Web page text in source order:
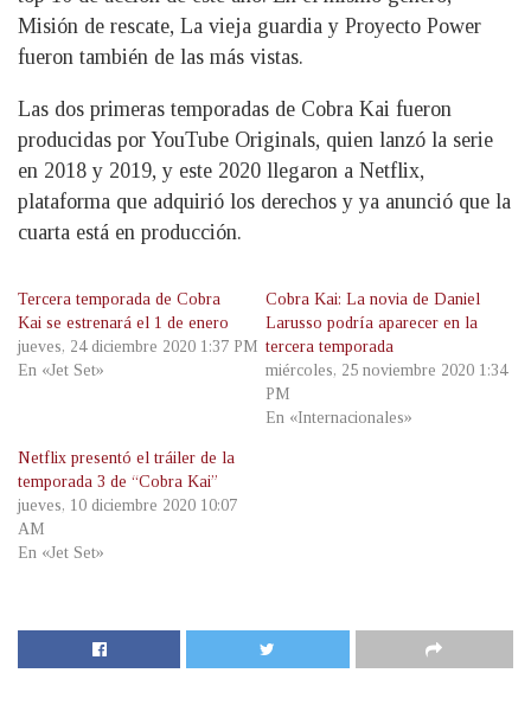
Misión de rescate, La vieja guardia y Proyecto Power
fueron también de las más vistas.
Las dos primeras temporadas de Cobra Kai fueron
producidas por YouTube Originals, quien lanzó la serie
en 2018 y 2019, y este 2020 llegaron a Netflix,
plataforma que adquirió los derechos y ya anunció que la
cuarta está en producción.
Tercera temporada de Cobra
Kai se estrenará el 1 de enero
jueves, 24 diciembre 2020 1:37 PM
En «Jet Set»
Cobra Kai: La novia de Daniel
Larusso podría aparecer en la
tercera temporada
miércoles, 25 noviembre 2020 1:34
PM
En «Internacionales»
Netflix presentó el tráiler de la
temporada 3 de “Cobra Kai”
jueves, 10 diciembre 2020 10:07
AM
En «Jet Set»